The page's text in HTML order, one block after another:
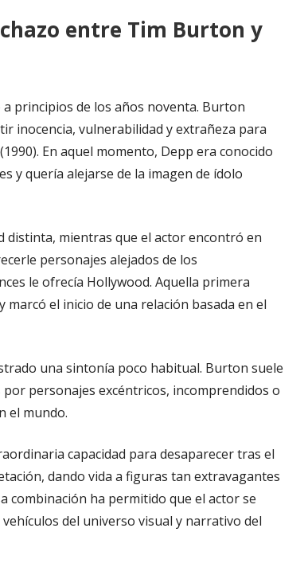
entre Tim Burton y
principios de los años noventa. Burton
inocencia, vulnerabilidad y extrañeza para
(1990). En aquel momento, Depp era conocido
y quería alejarse de la imagen de ídolo
distinta, mientras que el actor encontró en
personajes alejados de los
le ofrecía Hollywood. Aquella primera
el inicio de una relación basada en el
una sintonía poco habitual. Burton suele
personajes excéntricos, incomprendidos o
el mundo.
capacidad para desaparecer tras el
dando vida a figuras tan extravagantes
combinación ha permitido que el actor se
del universo visual y narrativo del